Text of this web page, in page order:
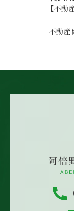
【不動
不動産